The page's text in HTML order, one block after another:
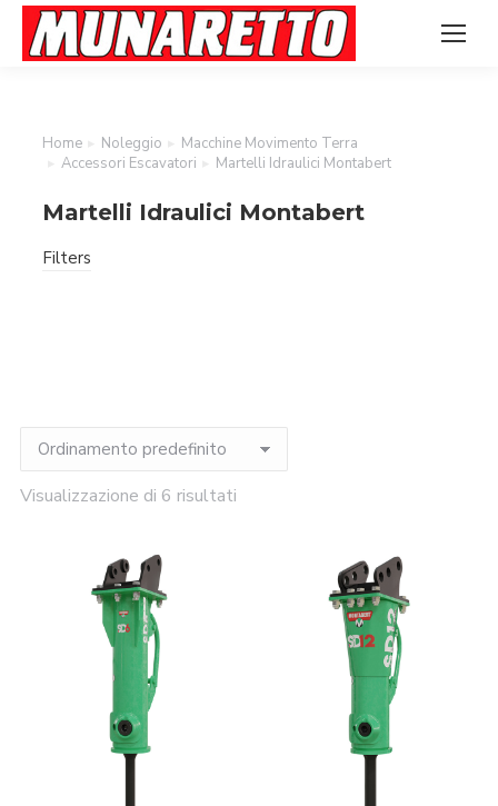
Martelli Idraulici Montabert
Filters
Tu sei qui:
Home Noleggio
Macchine Movimento Terra
Accessori Escavatori
Martelli Idraulici Montabert
Visualizzazione di 6 risultati